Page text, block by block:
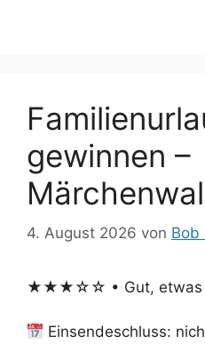
gewinnen –
4. August 2026 von Bob
★★★☆☆ • Gut, etwas
Einsendeschluss: